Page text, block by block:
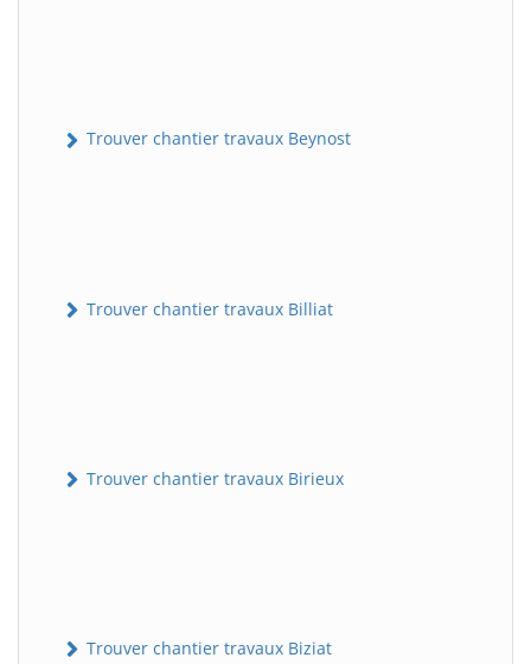
Trouver chantier travaux Beynost
Trouver chantier travaux Billiat
Trouver chantier travaux Birieux
Trouver chantier travaux Biziat